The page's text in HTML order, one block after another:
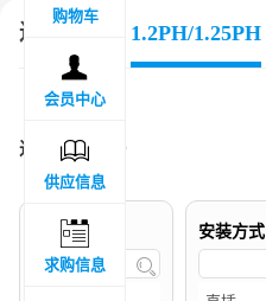
连接器 1.2PH/1.25PH
过滤结果 : 19
品牌属地

安装方式
购物车

会员中心

供应信息

求购信息